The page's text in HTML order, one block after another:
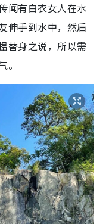
闻有白衣女人在水
伸手到水中，然后
替身之说，所以需